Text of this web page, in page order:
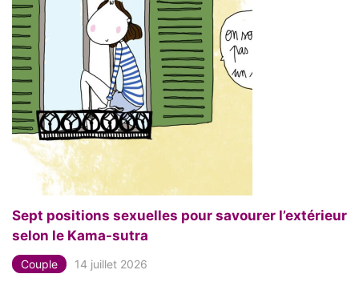
Sept positions sexuelles pour savourer l’extérieur
selon le Kama-sutra
Couple 14 juillet 2026